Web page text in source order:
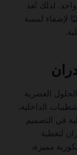
لذلك تُعد
لإضفاء لمسة
العصرية
الداخلية،
في التصميم
لتغطية
مميزة،